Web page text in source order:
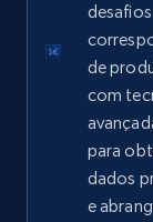
eBay -
URL,
Seller
2.5K+
desafios
de
com
para
dados
e